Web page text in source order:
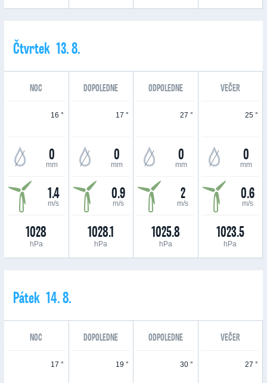
Čtvrtek 13. 8.
NOC DOPOLEDNE ODPOLEDNE VEČER
16 °
0
mm
1.4
m/s
1028
hPa
17 °
0
mm
0.9
m/s
1028.1
hPa
27 °
0
mm
2
m/s
1025.8
hPa
25 °
0
mm
0.6
m/s
1023.5
hPa
Pátek 14. 8.
NOC DOPOLEDNE ODPOLEDNE VEČER
17 ° 19 ° 30 ° 27 °